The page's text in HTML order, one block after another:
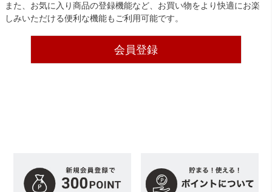
また、お気に入り商品の登録機能など、お買い物をより快適にお楽
しみいただける便利な機能もご利用可能です。
会員登録